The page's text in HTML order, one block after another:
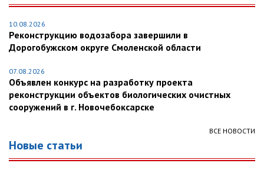
10.08.2026
Реконструкцию водозабора завершили в
Дорогобужском округе Смоленской области
07.08.2026
Объявлен конкурс на разработку проекта
реконструкции объектов биологических очистных
сооружений в г. Новочебоксарске
ВСЕ НОВОСТИ
Новые статьи